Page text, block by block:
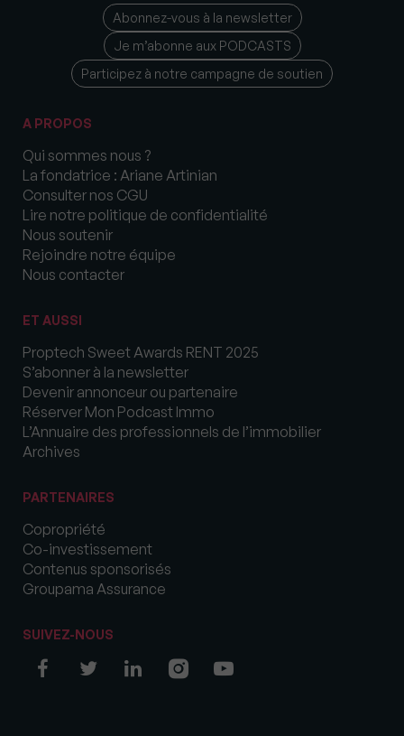
Abonnez-vous à la newsletter
Je m’abonne aux PODCASTS
Participez à notre campagne de soutien
A PROPOS
Qui sommes nous ?
La fondatrice : Ariane Artinian
Consulter nos CGU
Lire notre politique de confidentialité
Nous soutenir
Rejoindre notre équipe
Nous contacter
ET AUSSI
Proptech Sweet Awards RENT 2025
S’abonner à la newsletter
Devenir annonceur ou partenaire
Réserver Mon Podcast Immo
L’Annuaire des professionnels de l’immobilier
Archives
PARTENAIRES
Copropriété
Co-investissement
Contenus sponsorisés
Groupama Assurance
SUIVEZ-NOUS